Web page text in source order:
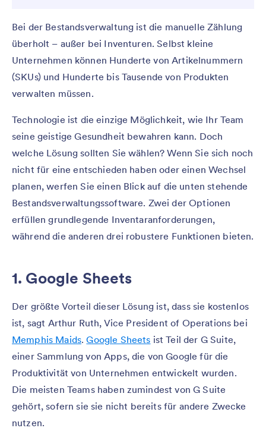
Bei der Bestandsverwaltung ist die manuelle Zählung
überholt – außer bei Inventuren. Selbst kleine
Unternehmen können Hunderte von Artikelnummern
(SKUs) und Hunderte bis Tausende von Produkten
verwalten müssen.
Technologie ist die einzige Möglichkeit, wie Ihr Team
seine geistige Gesundheit bewahren kann. Doch
welche Lösung sollten Sie wählen? Wenn Sie sich noch
nicht für eine entschieden haben oder einen Wechsel
planen, werfen Sie einen Blick auf die unten stehende
Bestandsverwaltungssoftware. Zwei der Optionen
erfüllen grundlegende Inventaranforderungen,
während die anderen drei robustere Funktionen bieten.
1. Google Sheets
Der größte Vorteil dieser Lösung ist, dass sie kostenlos
ist, sagt Arthur Ruth, Vice President of Operations bei
Memphis Maids.Google Sheets ist Teil der G Suite,
einer Sammlung von Apps, die von Google für die
Produktivität von Unternehmen entwickelt wurden.
Die meisten Teams haben zumindest von G Suite
gehört, sofern sie sie nicht bereits für andere Zwecke
nutzen.